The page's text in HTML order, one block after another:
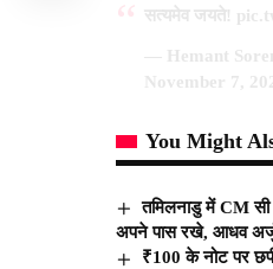
सत्यमेव जयते!
— Hemant
November 7,
You Might
तमिलनाडु में CM
अपने पास रखे, आधव
₹100 के नोट पर